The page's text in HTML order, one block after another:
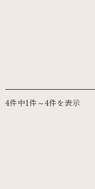
4件中1件～4件を表示